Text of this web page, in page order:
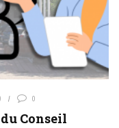
0
Conseil